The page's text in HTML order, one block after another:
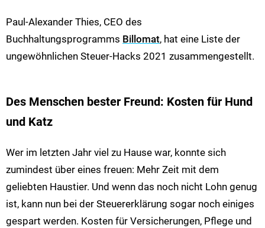
Paul-Alexander Thies, CEO des
Buchhaltungsprogramms Billomat, hat eine Liste der
ungewöhnlichen Steuer-Hacks 2021 zusammengestellt.
Des Menschen bester Freund: Kosten für Hund
und Katz
Wer im letzten Jahr viel zu Hause war, konnte sich
zumindest über eines freuen: Mehr Zeit mit dem
geliebten Haustier. Und wenn das noch nicht Lohn genug
ist, kann nun bei der Steuererklärung sogar noch einiges
gespart werden. Kosten für Versicherungen, Pflege und